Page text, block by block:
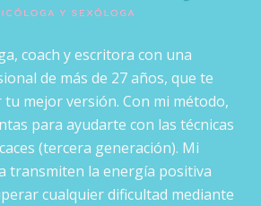
coach y escritora con una
de más de 27 años, que te
mejor versión. Con mi método,
para ayudarte con las técnicas
(tercera generación). Mi
transmiten la energía positiva
cualquier dificultad mediante